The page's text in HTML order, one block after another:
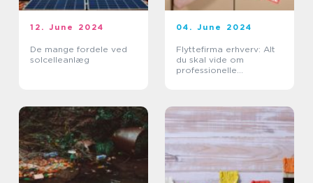
12. June 2024
De mange fordele ved
solcelleanlæg
04. June 2024
Flyttefirma erhverv: Alt
du skal vide om
professionelle